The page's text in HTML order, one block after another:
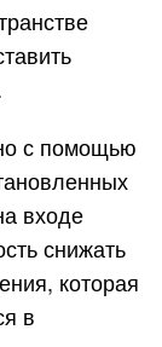
с помощью
входе
снижать
которая
в